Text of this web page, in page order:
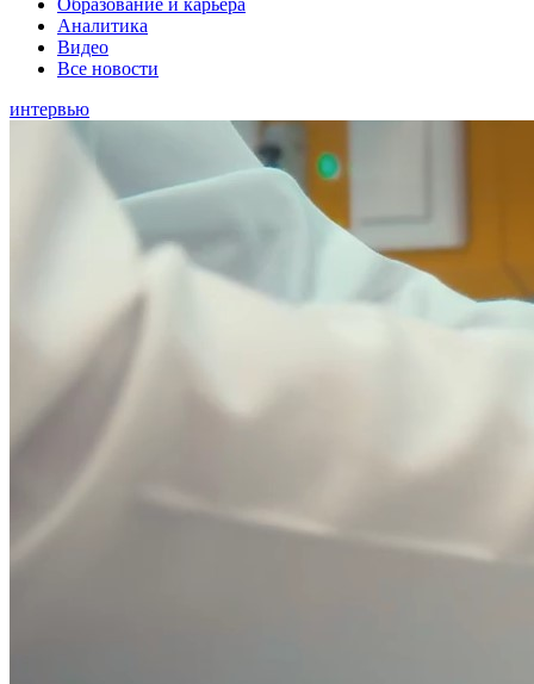
Аналитика
Видео
Все новости
интервью